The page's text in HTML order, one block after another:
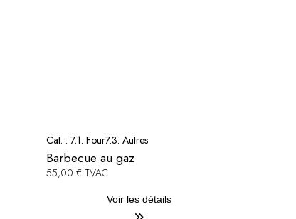
Cat. :7.1. Four7.3. Autres
Barbecue au gaz
55,00 € TVAC
Voir les détails